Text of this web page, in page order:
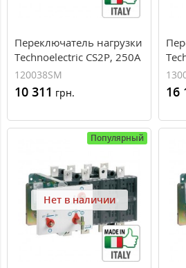
Переключатель нагрузки
Technoelectric CS2P, 250А
120038SM
10 311 грн. 16
Популярный
Нет в наличии